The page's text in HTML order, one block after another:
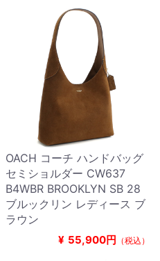
OACH コーチ ハンドバッグ
セミショルダー CW637
B4WBR BROOKLYN SB 28
ブルックリン レディース ブ
ラウン
¥ 55,900円 （税込）